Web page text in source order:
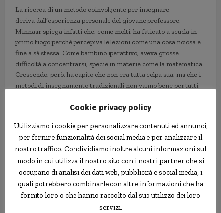
La ricerca di un metodo coinvolgente per insegnare
deriva dall’esperienza personale del giovane professore:
Minnaar spiega infatti che, come molti, ha faticato a scuola in
primo luogo perché percepiva le lezioni come una cosa noiosa e
fine a sé stessa. Come bambino iperattivo, aveva grosse
difficoltà a concentrarsi, specie in materie come la matematica.
Crescendo, però, ha capito che non era tutta colpa sua, ma che i
metodi di insegnamento tradizionali non vanno bene per tutti.
cattedra, ha deciso che voleva trovare un metodo più
I metodi di insegnamento tradizionali vanno bene solo per chi
apprende leggendo, o in modo indipendente”,ha spiegato
Minnaar ai giornalisti, “Nella mia classe di seconda media ci
sono ragazzi che non sanno cosa si fa in quarta elementare. Con
il mio rap ho creato un metodo che raggiunge gli studenti
creativi, iperattivi o dislessici”.
Cookie privacy policy
Utilizziamo i cookie per personalizzare contenuti ed annunci,
per fornire funzionalità dei social media e per analizzare il
nostro traffico. Condividiamo inoltre alcuni informazioni sul
modo in cui utilizza il nostro sito con i nostri partner che si
occupano di analisi dei dati web, pubblicità e social media, i
quali potrebbero combinarle con altre informazioni che ha
fornito loro o che hanno raccolto dal suo utilizzo dei loro
servizi.